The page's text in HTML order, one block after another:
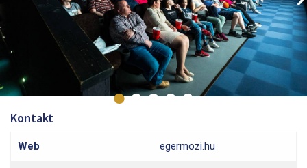
Kontakt
Web egermozi.hu